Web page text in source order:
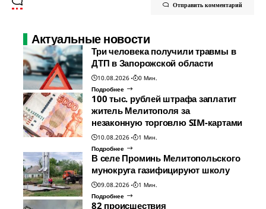
Отправить комментарий
Актуальные новости
Три человека получили травмы в
ДТП в Запорожской области
10.08.2026
0 Мин.
Подробнее
100 тыс. рублей штрафа заплатит
житель Мелитополя за
незаконную торговлю SIM-картами
10.08.2026
1 Мин.
Подробнее
В селе Проминь Мелитопольского
мунокруга газифицируют школу
09.08.2026
1 Мин.
Подробнее
82 происшествия